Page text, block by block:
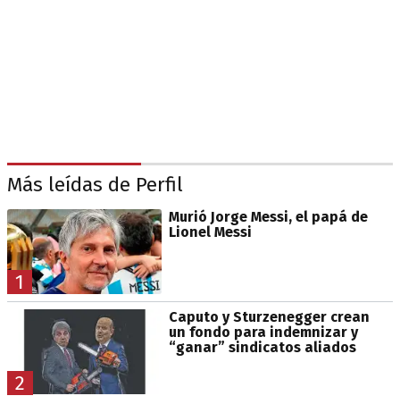
Más leídas de Perfil
1
Murió Jorge Messi, el papá de
Lionel Messi
2
Caputo y Sturzenegger crean
un fondo para indemnizar y
“ganar” sindicatos aliados